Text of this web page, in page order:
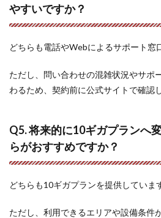
やすいですか？
どちらも電話やWebによるサポート窓
ただし、問い合わせの混雑状況やサポ
わるため、契約前に公式サイトで確認
Q5. 将来的に10ギガプランへ
らがおすすめですか？
どちらも10ギガプランを提供していま
ただし、利用できるエリアや設備条件